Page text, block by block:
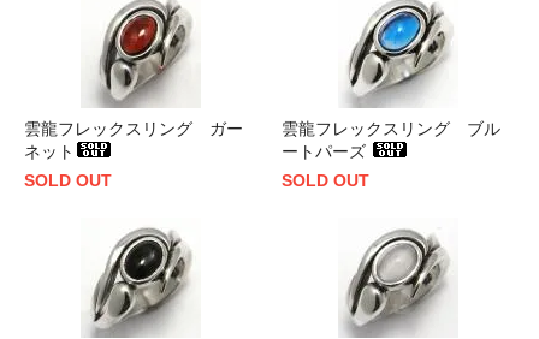
雲龍フレックスリング ガー
ネット
SOLD OUT
雲龍フレックスリング ブル
ートパーズ
SOLD OUT